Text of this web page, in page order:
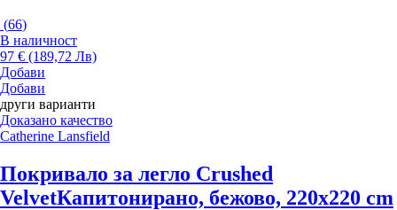
(66)
В наличност
97 € (189,72 Лв)
Добави
Добави
други варианти
Доказано качество
Catherine Lansfield
Покривало за легло Crushed
VelvetКапитонирано, бежово, 220x220 cm